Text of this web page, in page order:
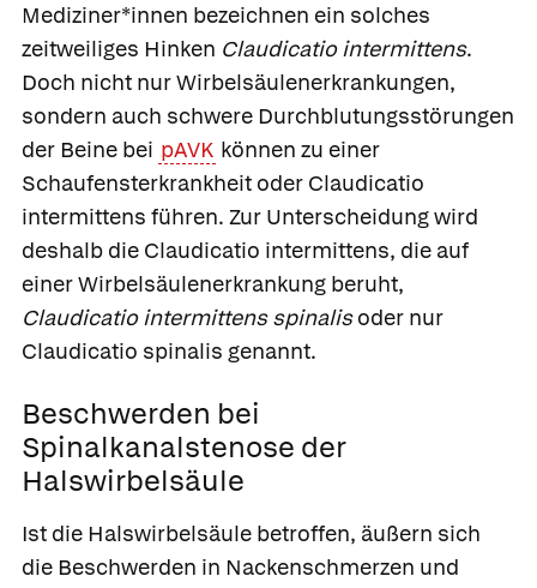
Mediziner*innen bezeichnen ein solches
zeitweiliges Hinken Claudicatio intermittens.
Doch nicht nur Wirbelsäulenerkrankungen,
sondern auch schwere Durchblutungsstörungen
der Beine bei pAVK können zu einer
Schaufensterkrankheit oder Claudicatio
intermittens führen. Zur Unterscheidung wird
deshalb die Claudicatio intermittens, die auf
einer Wirbelsäulenerkrankung beruht,
Claudicatio intermittens spinalisoder nur
Claudicatio spinalis genannt.
Beschwerden bei
Spinalkanalstenose der
Halswirbelsäule
Ist die Halswirbelsäule betroffen, äußern sich
die Beschwerden in Nackenschmerzen und